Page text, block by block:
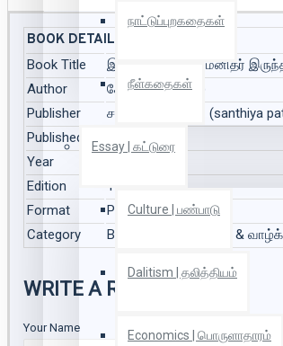
நாட்டுப்புறகதைகள்
நீள்கதைகள்
Essay | கட்டுரை
Culture | பண்பாடு
Dalitism | தலித்தியம்
Economics | பொருளாதாரம்
BOOK DETAILS
Book Title
இயேசு என்றொரு மனிதர்
Author
சேவியர் (seviyar)
Publisher
சந்தியா பதிப்பகம் (santhiya
Published On
Jul 2022
Year
Edition
1
Format
Paper Back
Category
Biography | சுயசரிதை &
WRITE A REVIEW
Your Name